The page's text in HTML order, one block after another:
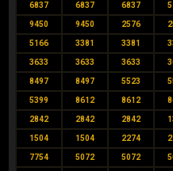
6837 6837 6837
9450 9450 2576
5166 3381 3381
3633 3633 3633
8497 8497 5523
5399 8612 8612
2842 2842 2842
1504 1504 2274
7754 5072 5072